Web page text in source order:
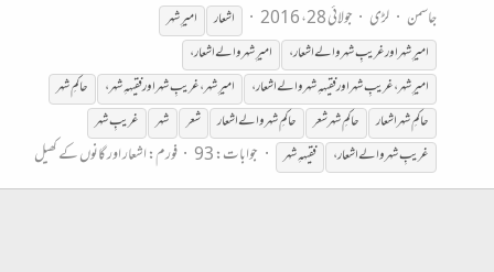
جاسمن
لڑی جولائی 28، 2016 اشعار امیرِشہر
امیرِشہراورغریبِشہروالے اشعار، امیرِشہروالے اشعار،
امیرِشہر،غریبِشہراور فقیہہِشہروالے اشعار، امیرِشہر،غریبِشہراور فقیہہِشہر، حاکمِشہر
حاکمِشہراشعار حاکمِشہرشعر حاکمِشہروالے اشعار شعر شہر غریبِشہر
غریبِشہروالے اشعار، فقیہہِشہر جوابات: 93 فورم:اشعار اور گانوں کے کھیل